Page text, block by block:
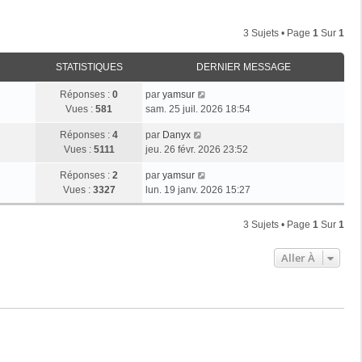
3 Sujets • Page 1 Sur 1
STATISTIQUES DERNIER MESSAGE
Réponses : 0
Vues : 581
par yamsur
sam. 25 juil. 2026 18:54
Réponses : 4
Vues : 5111
par Danyx
jeu. 26 févr. 2026 23:52
Réponses : 2
Vues : 3327
par yamsur
lun. 19 janv. 2026 15:27
3 Sujets • Page 1 Sur 1
Aller À